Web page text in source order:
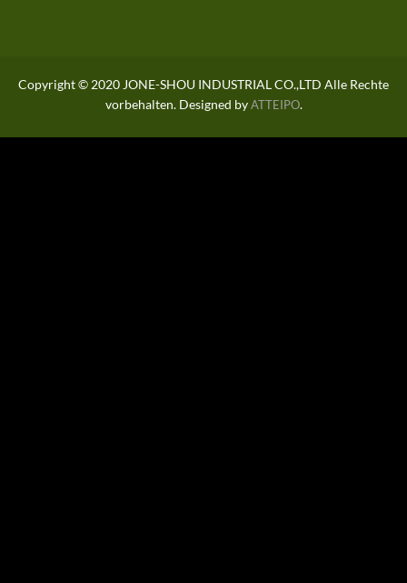
Copyright © 2020 JONE-SHOU INDUSTRIAL CO.,LTD Alle Rechte
vorbehalten. Designed byATTEIPO.